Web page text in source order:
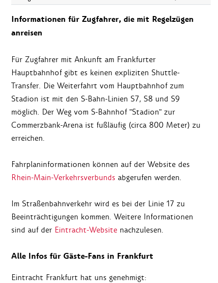
Informationen für Zugfahrer, die mit Regelzügen
anreisen
Für Zugfahrer mit Ankunft am Frankfurter
Hauptbahnhof gibt es keinen expliziten Shuttle-
Transfer. Die Weiterfahrt vom Hauptbahnhof zum
Stadion ist mit den S-Bahn-Linien S7, S8 und S9
möglich. Der Weg vom S-Bahnhof "Stadion" zur
Commerzbank-Arena ist fußläufig (circa 800 Meter) zu
erreichen.
Fahrplaninformationen können auf der Website des
Rhein-Main-Verkehrsverbunds abgerufen werden.
Im Straßenbahnverkehr wird es bei der Linie 17 zu
Beeinträchtigungen kommen. Weitere Informationen
sind auf der Eintracht-Website nachzulesen.
Alle Infos für Gäste-Fans in Frankfurt
Eintracht Frankfurt hat uns genehmigt: